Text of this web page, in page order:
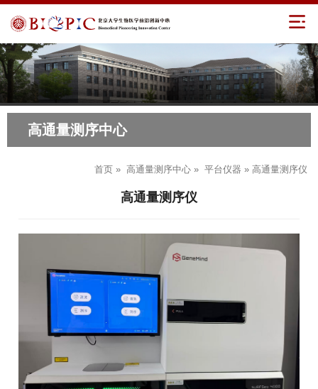
高通量测序中心
首页 » 高通量测序中心 » 平台仪器 » 高通量测序仪
高通量测序仪